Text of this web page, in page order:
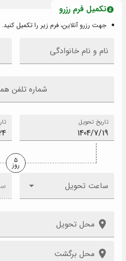
تکمیل فرم رزرو
جهت رزرو آنلاین، فرم زیر را تکمیل کنید.
نام و نام خانوادگی
شماره تلفن
تاریخ تحویل
5
روز
ساعت تحویل
محل تحویل
محل برگشت